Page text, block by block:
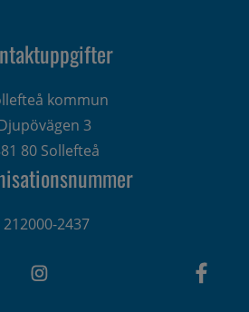
kommun
3
80 Sollefteå
212000-2437